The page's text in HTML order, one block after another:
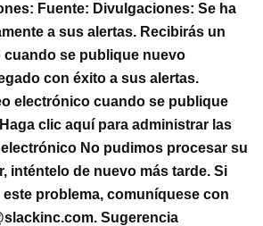
Fuente: Divulgaciones: Se ha
a sus alertas. Recibirás un
se publique nuevo
con éxito a sus alertas.
electrónico cuando se publique
clic aquí para administrar las
No pudimos procesar su
inténtelo de nuevo más tarde. Si
problema, comuníquese con
. Sugerencia